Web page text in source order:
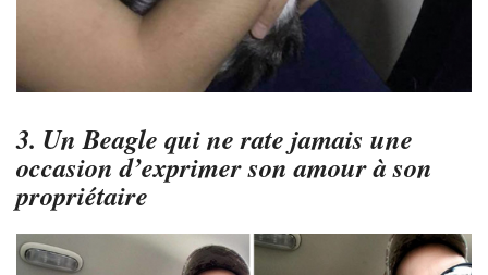
3. Un Beagle qui ne rate jamais une
occasion d’exprimer son amour à son
propriétaire